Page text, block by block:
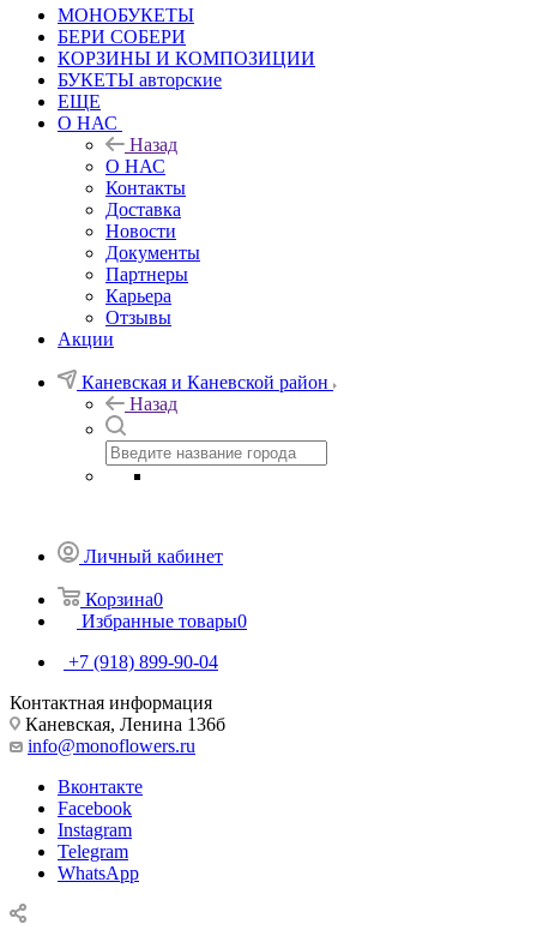
МОНОБУКЕТЫ
БЕРИ СОБЕРИ
КОРЗИНЫ И КОМПОЗИЦИИ
БУКЕТЫ авторские
ЕЩЕ
О НАС
Назад
О НАС
Контакты
Доставка
Новости
Документы
Партнеры
Карьера
Отзывы
Акции
Каневская и Каневской район
Назад
Личный кабинет
Корзина0
Избранные товары0
+7 (918) 899-90-04
Контактная информация
Каневская, Ленина 136б
info@monoflowers.ru
Вконтакте
Facebook
Instagram
Telegram
WhatsApp